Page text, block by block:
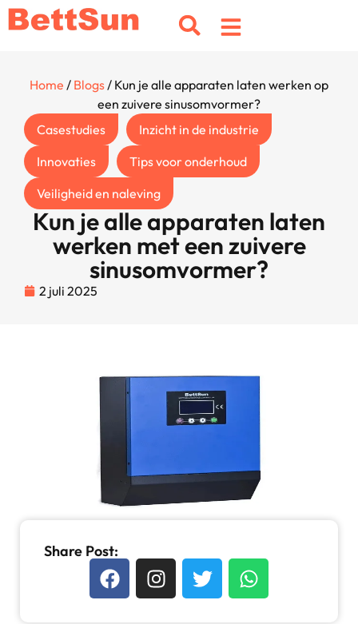
Home / Blogs/ Kun je alle apparaten laten werken op
een zuivere sinusomvormer?
Casestudies
Inzicht in de industrie
Innovaties
Tips voor onderhoud
Veiligheid en naleving
Kun je alle apparaten laten
werken met een zuivere
sinusomvormer?
2 juli 2025
Share Post: